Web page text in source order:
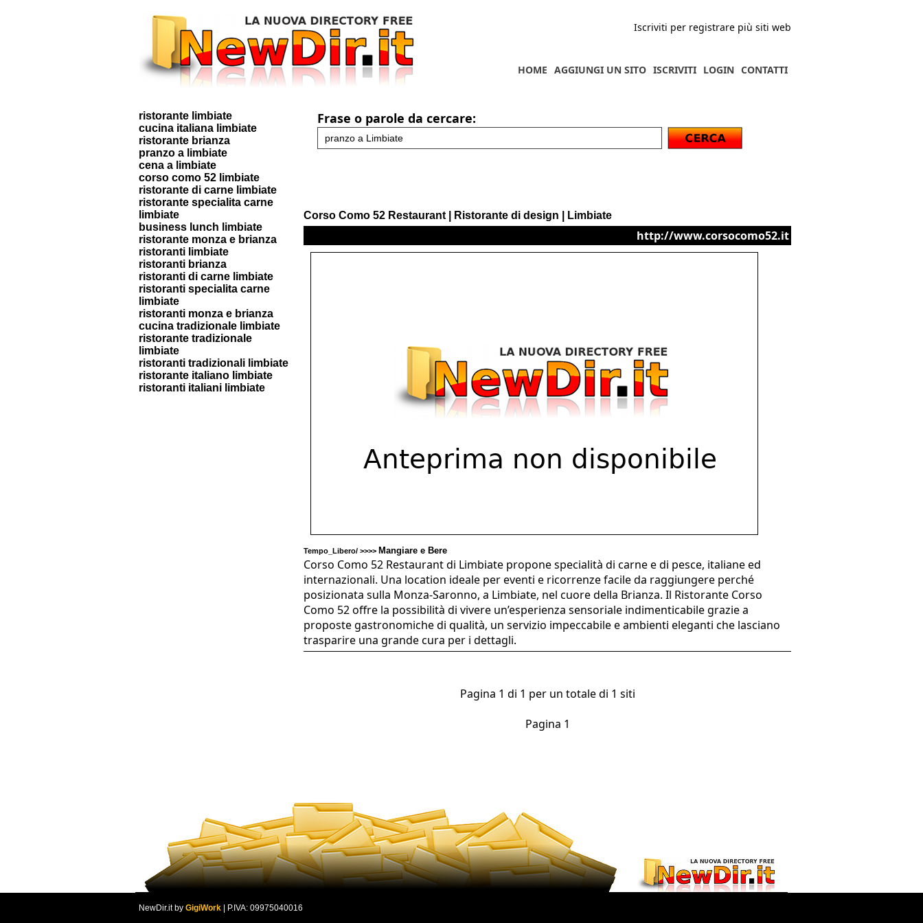
Iscriviti per registrare più siti web
CONTATTI
LOGIN
ISCRIVITI
AGGIUNGI UN SITO
HOME
ristorante limbiate
cucina italiana limbiate
ristorante brianza
pranzo a limbiate
cena a limbiate
corso como 52 limbiate
ristorante di carne limbiate
ristorante specialita carne
limbiate
business lunch limbiate
ristorante monza e brianza
ristoranti limbiate
ristoranti brianza
ristoranti di carne limbiate
ristoranti specialita carne
limbiate
ristoranti monza e brianza
cucina tradizionale limbiate
ristorante tradizionale
limbiate
ristoranti tradizionali limbiate
ristorante italiano limbiate
ristoranti italiani limbiate
Frase o parole da cercare:
Corso Como 52 Restaurant | Ristorante di design | Limbiate
http://www.corsocomo52.it
Tempo_Libero/ >>>> Mangiare e Bere
Corso Como 52 Restaurant di Limbiate propone specialità di carne e di pesce, italiane ed
internazionali. Una location ideale per eventi e ricorrenze facile da raggiungere perché
posizionata sulla Monza-Saronno, a Limbiate, nel cuore della Brianza. Il Ristorante Corso
Como 52 offre la possibilità di vivere un’esperienza sensoriale indimenticabile grazie a
proposte gastronomiche di qualità, un servizio impeccabile e ambienti eleganti che lasciano
trasparire una grande cura per i dettagli.
Pagina 1 di 1 per un totale di 1 siti
Pagina 1
NewDir.it by GigiWork | P.IVA: 09975040016